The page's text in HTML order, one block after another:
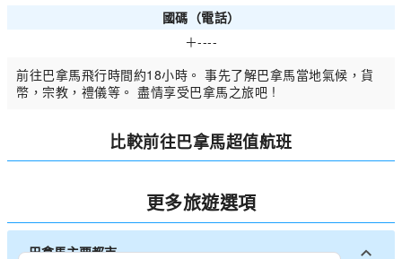
國碼（電話）
＋----
前往巴拿馬飛行時間約18小時。 事先了解巴拿馬當地氣候，貨
幣，宗教，禮儀等。 盡情享受巴拿馬之旅吧 !
比較前往巴拿馬超值航班
更多旅遊選項
巴拿馬主要都市